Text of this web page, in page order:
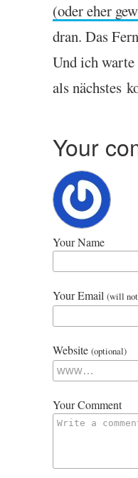
(oder eher
dran. Das
Und ich
als näch­stes
Your
Your Name
Your Email (will
Website (optional)
Your Comment